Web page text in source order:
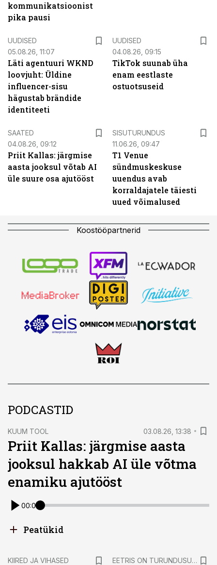
kommunikatsioonist
pika pausi
UUDISED
05.08.26, 11:07
Läti agentuuri WKND
loovjuht: Üldine
influencer-sisu
hägustab brändide
identiteeti
UUDISED
04.08.26, 09:15
TikTok suunab üha
enam eestlaste
ostuotsuseid
SAATED
04.08.26, 09:12
Priit Kallas: järgmise
aasta jooksul võtab AI
üle suure osa ajutööst
SISUTURUNDUS
11.06.26, 09:47
T1 Venue
sündmuskeskuse
uuendus avab
korraldajatele täiesti
uued võimalused
Koostööpartnerid
PODCASTID
KUUM TOOL 03.08.26, 13:38
Priit Kallas: järgmise aasta
jooksul hakkab AI üle võtma
enamiku ajutööst
00:00
Peatükid
KIIRED JA VIHASED
EETRIS ON TURUNDUSUUDISED